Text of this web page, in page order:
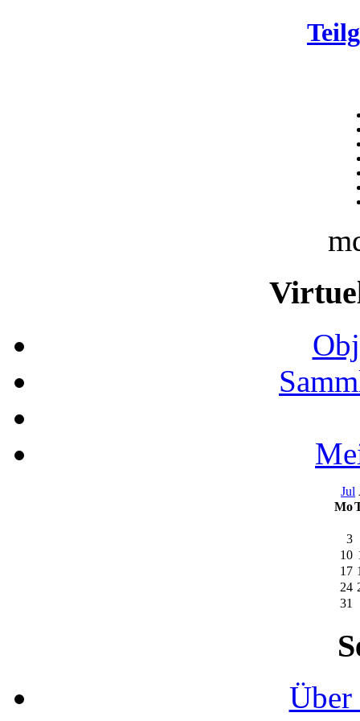
Jul
Mo
3
10
17
24
31